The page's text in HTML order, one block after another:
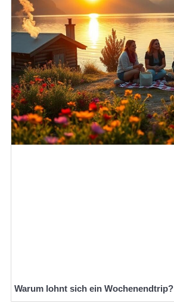
Warum lohnt sich ein Wochenendtrip?